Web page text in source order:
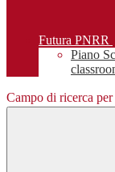
Futura PNRR
Piano
Campo di ricerca